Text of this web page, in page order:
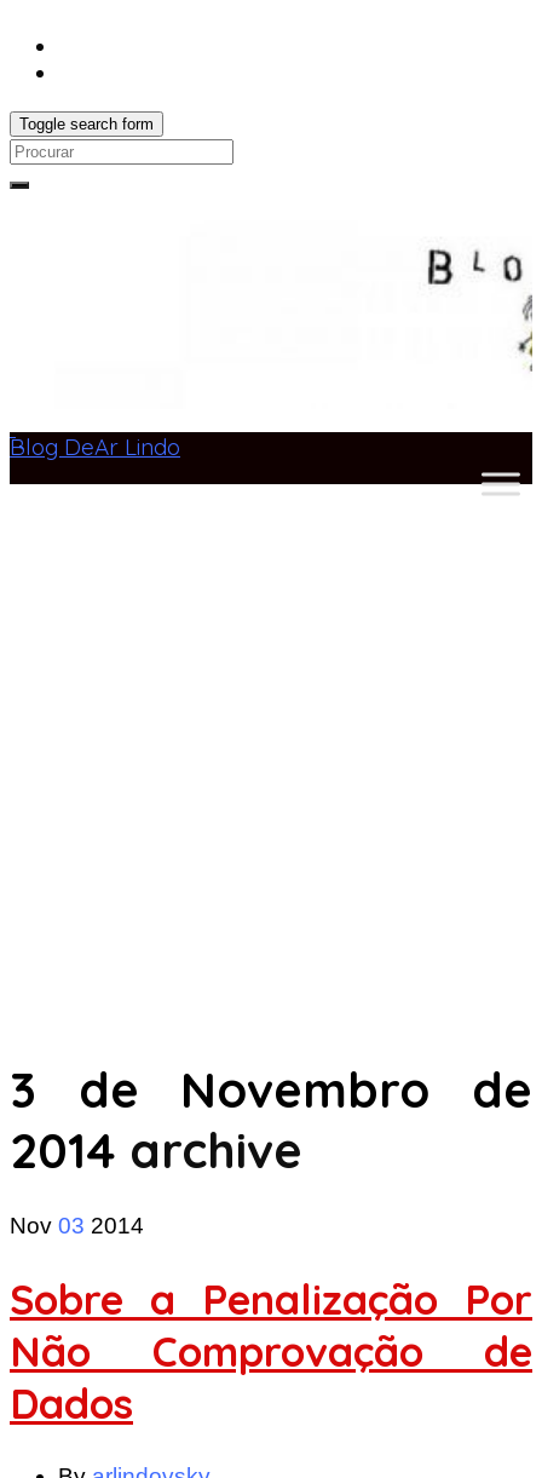
Toggle search form
Search
Blog DeAr Lindo
3 de Novembro de
2014 archive
Nov 03 2014
Sobre a Penalização Por
Não Comprovação de
Dados